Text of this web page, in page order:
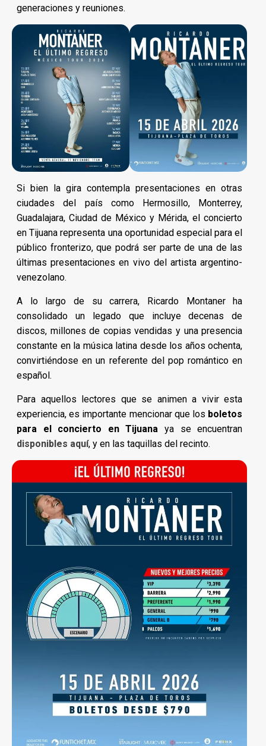
generaciones y reuniones.
Si bien la gira contempla presentaciones en otras
ciudades del país como Hermosillo, Monterrey,
Guadalajara, Ciudad de México y Mérida, el concierto
en Tijuana representa una oportunidad especial para el
público fronterizo, que podrá ser parte de una de las
últimas presentaciones en vivo del artista argentino-
venezolano.
A lo largo de su carrera, Ricardo Montaner ha
consolidado un legado que incluye decenas de
discos, millones de copias vendidas y una presencia
constante en la música latina desde los años ochenta,
convirtiéndose en un referente del pop romántico en
español.
Para aquellos lectores que se animen a vivir esta
experiencia, es importante mencionar que los boletos
para el concierto en Tijuanaya se encuentran
disponibles aquí, y en las taquillas del recinto.